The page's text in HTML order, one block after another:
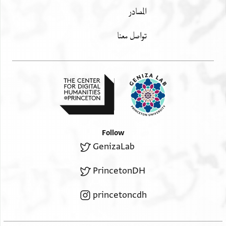
المصادر
تواصل معنا
Follow
GenizaLab
PrincetonDH
princetoncdh